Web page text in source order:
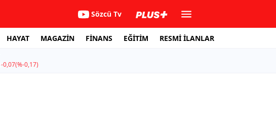
Sözcü Tv
HAYAT MAGAZİN FİNANS EĞİTİM RESMİ İLANLAR
-0,07(%-0,17)